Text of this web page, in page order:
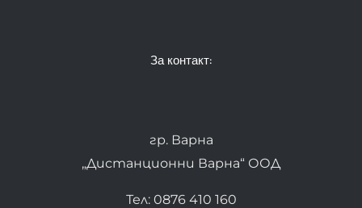
За контакт:
гр. Варна
„Дистанционни Варна“ ООД
Тел: 0876 410 160